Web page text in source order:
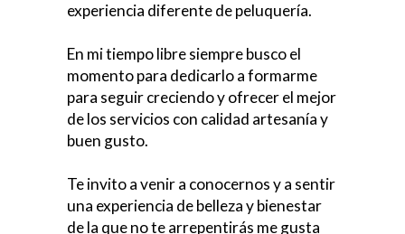
experiencia diferente de peluquería.
En mi tiempo libre siempre busco el
momento para dedicarlo a formarme
para seguir creciendo y ofrecer el mejor
de los servicios con calidad artesanía y
buen gusto.
Te invito a venir a conocernos y a sentir
una experiencia de belleza y bienestar
de la que no te arrepentirás me gusta